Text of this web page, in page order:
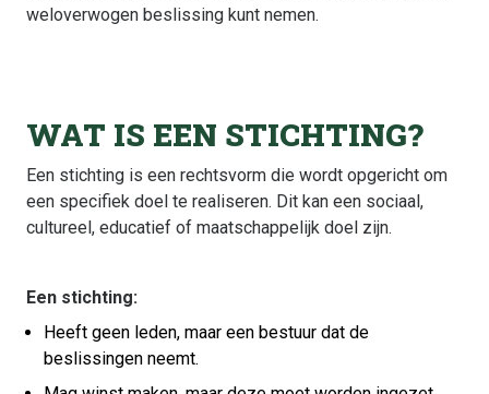
weloverwogen beslissing kunt nemen.
WAT IS EEN STICHTING?
Een stichting is een rechtsvorm die wordt opgericht om
een specifiek doel te realiseren. Dit kan een sociaal,
cultureel, educatief of maatschappelijk doel zijn.
Een stichting:
Heeft geen leden, maar een bestuur dat de
beslissingen neemt.